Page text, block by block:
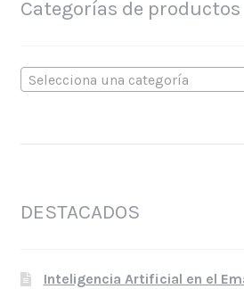
Categorías de productos
Selecciona una categoría
DESTACADOS
Inteligencia Artificial en el